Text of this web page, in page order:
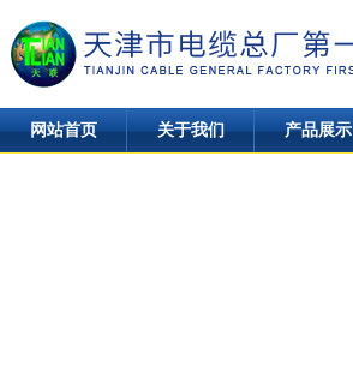
网站首页 关于我们 产品展示